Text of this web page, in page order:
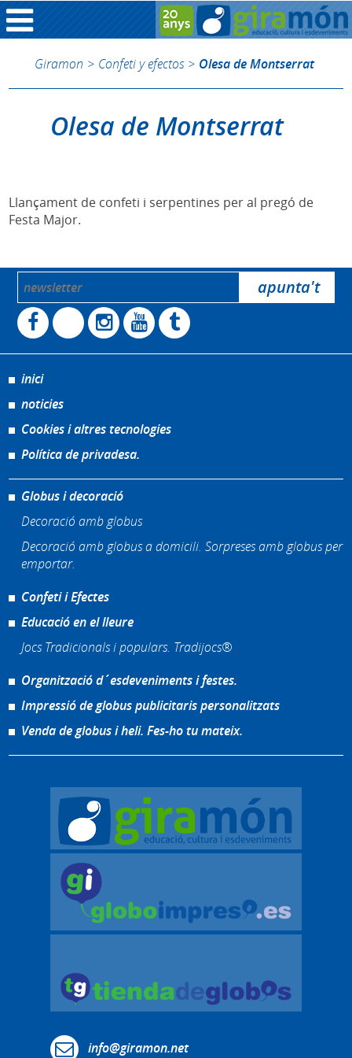
Giramon > Confeti y efectos > Olesa de Montserrat
Olesa de Montserrat
Llançament de confeti i serpentines per al pregó de
Festa Major.
inici
noticies
Cookies i altres tecnologies
Política de privadesa.
Globus i decoració
Decoració amb globus
Decoració amb globus a domicili. Sorpreses amb globus per
emportar.
Confeti i Efectes
Educació en el lleure
Jocs Tradicionals i populars. Tradijocs®
Organització d´esdeveniments i festes.
Impressió de globus publicitaris personalitzats
Venda de globus i heli. Fes-ho tu mateix.
info@giramon.net